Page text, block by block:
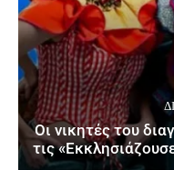
Οι νικητές του
τις